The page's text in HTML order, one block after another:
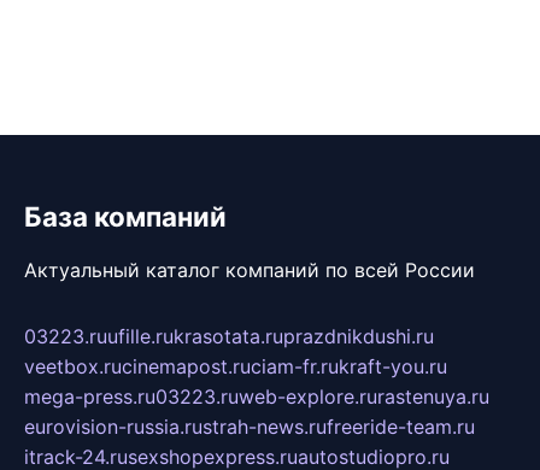
База компаний
Актуальный каталог компаний по всей России
03223.ruufille.rukrasotata.ruprazdnikdushi.ru
veetbox.rucinemapost.ruciam-fr.rukraft-you.ru
mega-press.ru03223.ruweb-explore.rurastenuya.ru
eurovision-russia.rustrah-news.rufreeride-team.ru
itrack-24.rusexshopexpress.ruautostudiopro.ru